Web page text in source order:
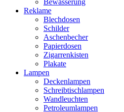
Bewässerung
Reklame
Blechdosen
Schilder
Aschenbecher
Papierdosen
Zigarrenkisten
Plakate
Lampen
Deckenlampen
Schreibtischlampen
Wandleuchten
Petroleumlampen